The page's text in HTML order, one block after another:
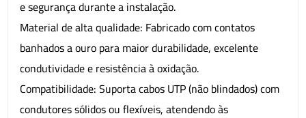
e segurança durante a instalação.
Material de alta qualidade: Fabricado com contatos
banhados a ouro para maior durabilidade, excelente
condutividade e resistência à oxidação.
Compatibilidade: Suporta cabos UTP (não blindados) com
condutores sólidos ou flexíveis, atendendo às